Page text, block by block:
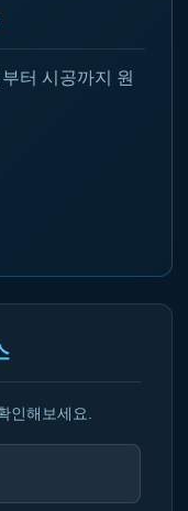
터 시공까지 원
인해보세요.